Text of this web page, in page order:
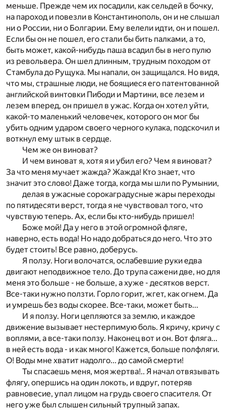
меньше. Прежде чем их посадили, как сельдей в бочку,
на пароход и повезли в Константинополь, он и не слышал
ни о России, ни о Болгарии. Ему велели идти, он и пошел.
Если бы он не пошел, его стали бы бить палками, а то,
быть может, какой-нибудь паша всадил бы в него пулю
из револьвера. Он шел длинным, трудным походом от
Стамбула до Рущука. Мы напали, он защищался. Но видя,
что мы, страшные люди, не боящиеся его патентованной
английской винтовки Пибоди и Мартини, все лезем и
лезем вперед, он пришел в ужас. Когда он хотел уйти,
какой-то маленький человечек, которого он мог бы
убить одним ударом своего черного кулака, подскочил и
воткнул ему штык в сердце.
Чем же он виноват?
И чем виноват я, хотя я и убил его? Чем я виноват?
За что меня мучает жажда? Жажда! Кто знает, что
значит это слово! Даже тогда, когда мы шли по Румынии,
делая в ужасные сорокаградусные жары переходы
по пятидесяти верст, тогда я не чувствовал того, что
чувствую теперь. Ах, если бы кто-нибудь пришел!
Боже мой! Да у него в этой огромной фляге,
наверно, есть вода! Но надо добраться до него. Что это
будет стоить! Все равно, доберусь.
Я ползу. Ноги волочатся, ослабевшие руки едва
двигают неподвижное тело. До трупа сажени две, но для
меня это больше - не больше, а хуже - десятков верст.
Все-таки нужно ползти. Горло горит, жгет, как огнем. Да
и умрешь без воды скорее. Все-таки, может быть...
И я ползу. Ноги цепляются за землю, и каждое
движение вызывает нестерпимую боль. Я кричу, кричу с
воплями, а все-таки ползу. Наконец вот и он. Вот фляга...
в ней есть вода - и как много! Кажется, больше полфляги.
О! Воды мне хватит надолго... до самой смерти!
Ты спасаешь меня, моя жертва!.. Я начал отвязывать
флягу, опершись на один локоть, и вдруг, потеряв
равновесие, упал лицом на грудь своего спасителя. От
него уже был слышен сильный трупный запах.